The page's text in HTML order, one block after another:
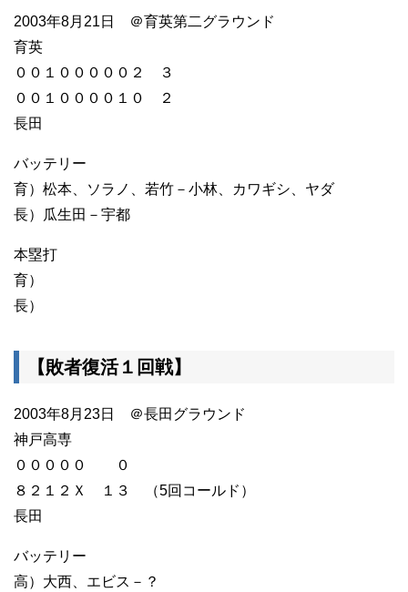
2003年8月21日 ＠育英第二グラウンド
育英
００１０００００２ ３
００１００００１０ ２
長田
バッテリー
育）松本、ソラノ、若竹－小林、カワギシ、ヤダ
長）瓜生田－宇都
本塁打
育）
長）
【敗者復活１回戦】
2003年8月23日 ＠長田グラウンド
神戸高専
０００００ ０
８２１２Ｘ １３ （5回コールド）
長田
バッテリー
高）大西、エビス－？